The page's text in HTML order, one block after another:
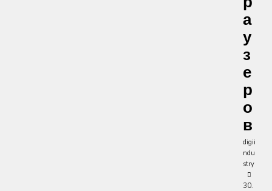
А
У
З
Е
Р
О
В
digii
ndu
stry
30.